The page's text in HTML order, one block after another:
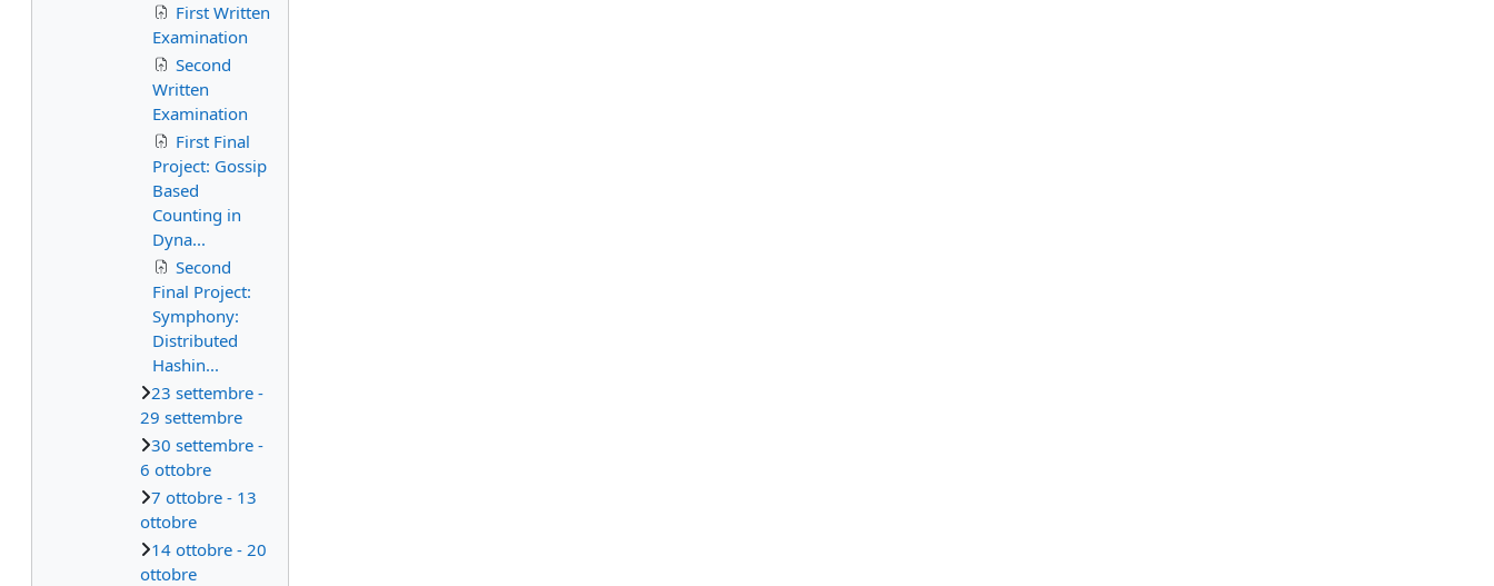
First Written
Examination
Second
Written
Examination
First Final
Project: Gossip
Based
Counting in
Dyna...
Second
Final Project:
Symphony:
Distributed
Hashin...
23 settembre -
29 settembre
30 settembre -
6 ottobre
7 ottobre - 13
ottobre
14 ottobre - 20
ottobre